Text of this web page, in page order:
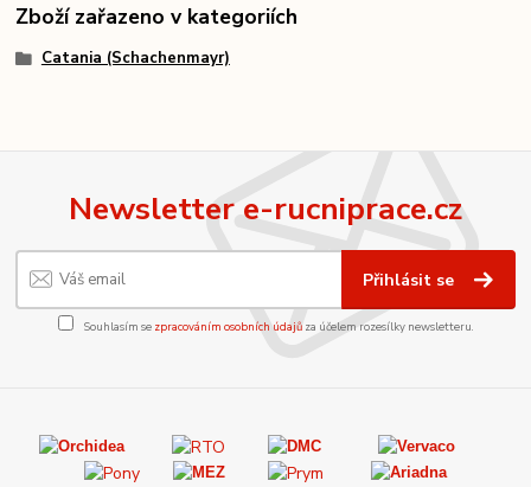
Zboží zařazeno v kategoriích
Catania (Schachenmayr)
Newsletter e-rucniprace.cz
Přihlásit se
Souhlasím se zpracováním osobních údajůza účelem rozesílky newsletteru.